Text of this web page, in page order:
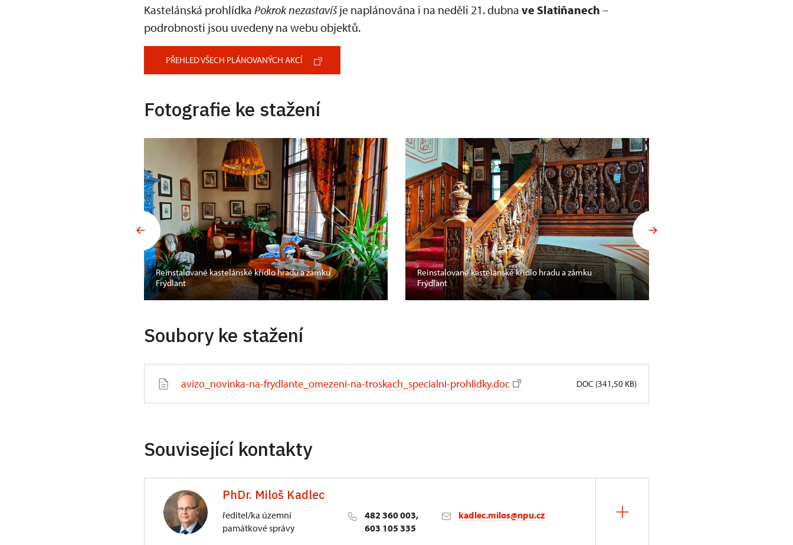
Kastelánská prohlídka Pokrok nezastavíšje naplánována i na neděli 21. dubna ve Slatiňanech –
podrobnosti jsou uvedeny na webu objektů.
PŘEHLED VŠECH PLÁNOVANÝCH AKCÍ
Fotografie ke stažení
Reinstalované kastelánské křídlo hradu a zámku
Frýdlant
Reinstalované kastelánské křídlo hradu a zámku
Frýdlant
Soubory ke stažení
avizo_novinka-na-frydlante_omezeni-na-troskach_specialni-prohlidky.doc DOC (341,50 KB)
Související kontakty
PhDr. Miloš Kadlec
ředitel/ka územní
památkové správy
482 360 003,
603 105 335
kadlec.milos@npu.cz